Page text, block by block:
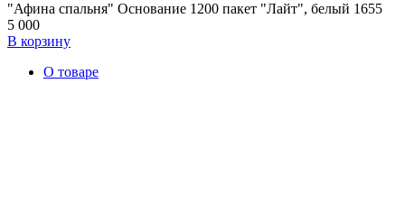
"Афина спальня" Основание 1200 пакет "Лайт", белый 1655
5 000
В корзину
О товаре